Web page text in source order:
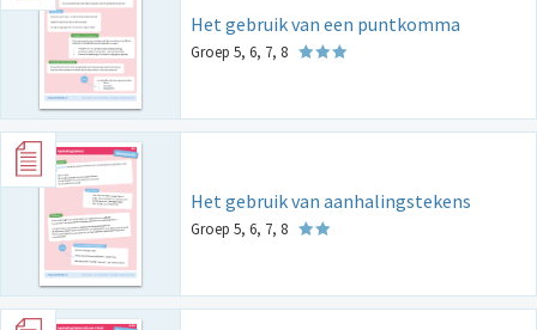
Het gebruik van een puntkomma
Groep 5, 6, 7, 8
Het gebruik van aanhalingstekens
Groep 5, 6, 7, 8